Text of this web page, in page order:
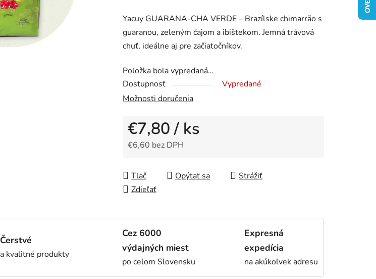
je
5,0
z
hviezdičiek.
Yacuy GUARANA-CHA VERDE – Brazílske chimarrão s
guaranou, zeleným čajom a ibištekom. Jemná trávová
chuť, ideálne aj pre začiatočníkov.
Položka bola vypredaná…
Dostupnosť
Vypredané
Možnosti doručenia
€7,80/ ks
€6,60 bez DPH
Tlač
Opýtať sa
Strážiť
Zdieľať
Čerstvé
a kvalitné produkty
Cez 6000
výdajných miest
po celom Slovensku
Expresná
expedícia
na akúkoľvek adresu